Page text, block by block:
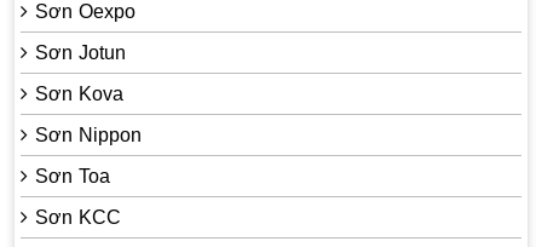
Sơn Oexpo
Sơn Jotun
Sơn Kova
Sơn Nippon
Sơn Toa
Sơn KCC